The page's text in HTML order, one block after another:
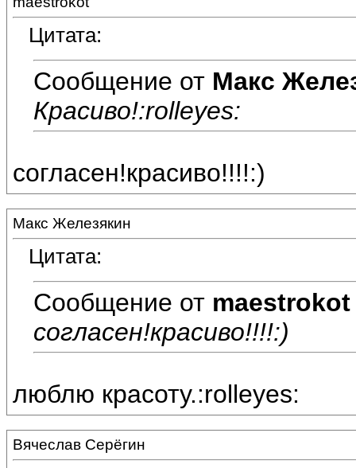
Цитата:
Сообщение от Макс
Красиво!:rolleyes:
согласен!красиво!!!!:)
Макс Железякин
Цитата:
Сообщение от maestrokot
согласен!красиво!!!!:)
люблю красоту.:rolleyes:
Вячеслав Серёгин